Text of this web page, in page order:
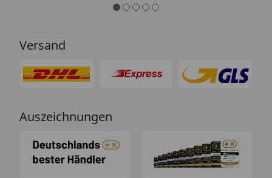
Versand
Auszeichnungen